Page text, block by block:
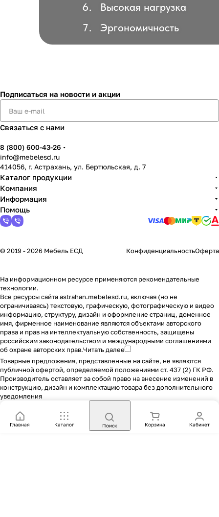
Высокая нагрузка
Эргономичность
Подписаться на новости и акции
Связаться с нами
8 (800) 600-43-26
info@mebelesd.ru
414056, г. Астрахань, ул. Бертюльская, д. 7
Каталог продукции
Компания
Информация
Помощь
© 2019 - 2026 Мебель ЕСД КонфиденциальностьОферта
На информационном ресурсе применяются рекомендательные
технологии.
Все ресурсы сайта astrahan.mebelesd.ru, включая (но не
ограничиваясь) текстовую, графическую, фотографическую и видео
информацию, структуру, дизайн и оформление страниц, доменное
имя, фирменное наименование являются объектами авторского
права и прав на интеллектуальную собственность, защищены
российским законодательством и международными соглашениями
об охране авторских прав.Читать далее
Товарные предложения, представленные на сайте, не являются
публичной офертой, определяемой положениями ст. 437 (2) ГК РФ.
Производитель оставляет за собой право на внесение изменений в
конструкцию, дизайн и комплектацию товара без дополнительного
уведомления
Главная Каталог Поиск Корзина Кабинет